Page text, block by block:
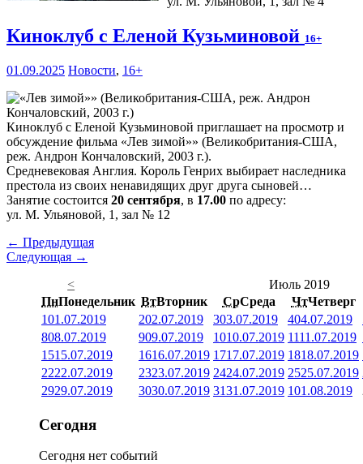
Киноклуб с Еленой Кузьминовой 16+
01.09.2025 Новости, 16+
Киноклуб с Еленой Кузьминовой приглашает на просмотр и
обсуждение фильма «Лев зимой»» (Великобритания-США,
реж. Андрон Кончаловский, 2003 г.).
Средневековая Англия. Король Генрих выбирает наследника
престола из своих ненавидящих друг друга сыновей…
Занятие состоится 20 сентября, в 17.00 по адресу:
ул. М. Ульяновой, 1, зал № 12
← Предыдущая
Следующая →
<
Июль 2019
ПнПонедельник ВтВторник СрСреда ЧтЧетверг
101.07.2019 202.07.2019 303.07.2019 404.07.2019
808.07.2019 909.07.2019 1010.07.2019 1111.07.2019
1515.07.2019 1616.07.2019 1717.07.2019 1818.07.2019
2222.07.2019 2323.07.2019 2424.07.2019 2525.07.2019
2929.07.2019 3030.07.2019 3131.07.2019 101.08.2019
Сегодня
Сегодня нет событий